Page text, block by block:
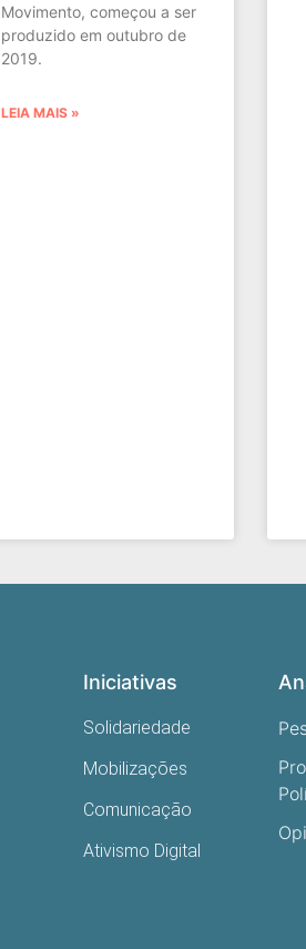
Movimento, começou a ser
produzido em outubro de
2019.
LEIA MAIS »
Iniciativas
Solidariedade
Mobilizações
Comunicação
Ativismo Digital